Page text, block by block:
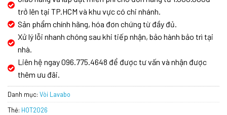
trở lên tại TP.HCM và khu vực có chi nhánh.
Sản phẩm chính hãng, hóa đơn chứng từ đầy đủ.
Xử lý lỗi nhanh chóng sau khi tiếp nhận, bảo hành bảo trì tại
nhà.
Liên hệ ngay 096.775.4648 để được tư vấn và nhận được
thêm ưu đãi.
Danh mục: Vòi Lavabo
Thẻ: HOT2026